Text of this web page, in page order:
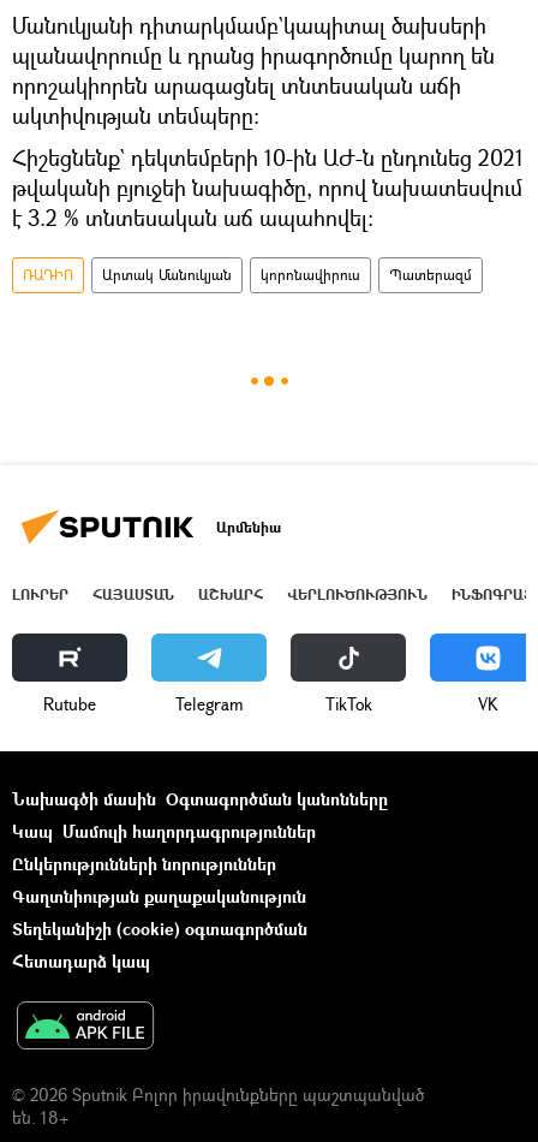
Մանուկյանի դիտարկմամբ`կապիտալ ծախսերի
պլանավորումը և դրանց իրագործումը կարող են
որոշակիորեն արագացնել տնտեսական աճի
ակտիվության տեմպերը։
Հիշեցնենք` դեկտեմբերի 10-ին ԱԺ-ն ընդունեց 2021
թվականի բյուջեի նախագիծը, որով նախատեսվում
է 3.2 % տնտեսական աճ ապահովել։
ՌԱԴԻՈ Արտակ Մանուկյան կորոնավիրուս Պատերազմ
Արմենիա
ԼՈՒՐԵՐ ՀԱՅԱՍՏԱՆ ԱՇԽԱՐՀ ՎԵՐԼՈՒԾՈՒԹՅՈՒՆ
Rutube Telegram ТikТоk VK
Նախագծի մասին Օգտագործման կանոնները
Կապ Մամուլի հաղորդագրություններ
Ընկերությունների նորություններ
Գաղտնիության քաղաքականություն
Տեղեկանիշի (cookie) օգտագործման
Հետադարձ կապ
© 2026 Sputnik Բոլոր իրավունքները պաշտպանված
են. 18+